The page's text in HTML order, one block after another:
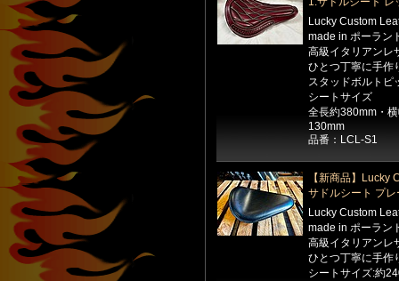
Lucky Custom
made in ポーラン
高級イタリアンレ
ひとつ丁寧に手作
スタッドボルトピ
シートサイズ
全長約380mm・
130mm
品番：LCL-S1
【新商品】Lucky
サドルシート プレ
Lucky Custom
made in ポーラン
高級イタリアンレ
ひとつ丁寧に手作
シートサイズ:約